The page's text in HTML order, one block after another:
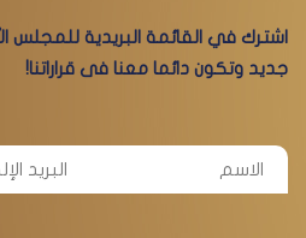
اشترك في القائمة البريدية للمجلس
جديد وتكون دائما معنا فى قراراتنا!